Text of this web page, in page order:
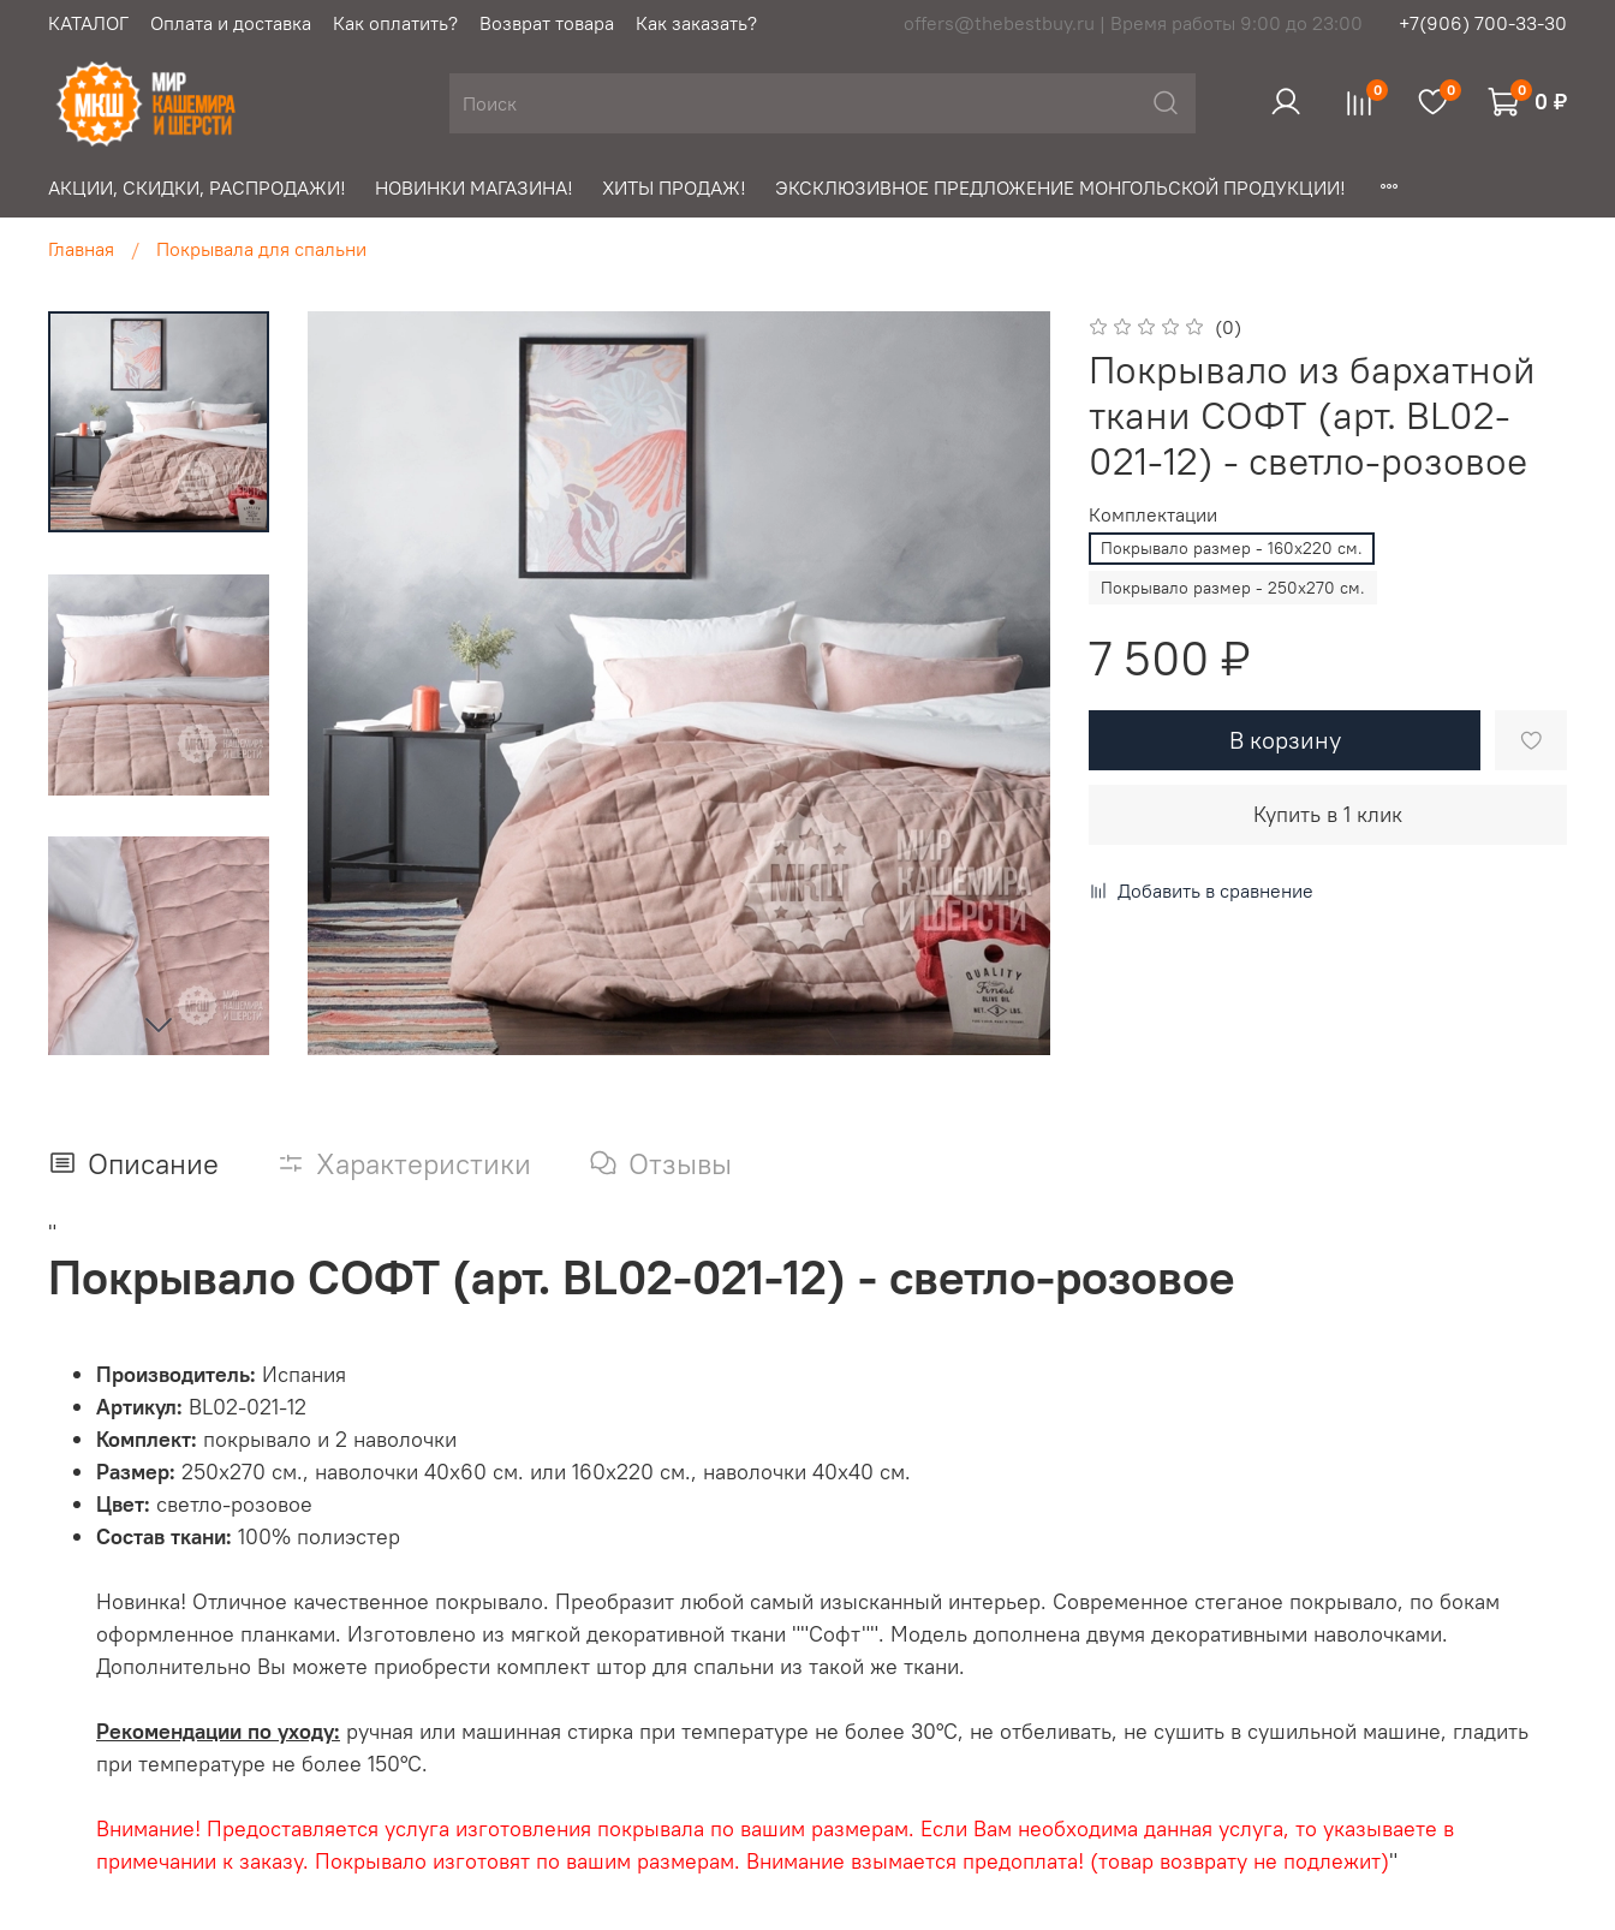
КАТАЛОГ Оплата и доставка Как оплатить? Возврат товара Как заказать? offers@thebestbuy.ru | Время работы 9:00 до 23:00 +7(906) 700-33-30
0 0 0 0 ₽
АКЦИИ, СКИДКИ, РАСПРОДАЖИ! НОВИНКИ МАГАЗИНА! ХИТЫ ПРОДАЖ! ЭКСКЛЮЗИВНОЕ ПРЕДЛОЖЕНИЕ МОНГОЛЬСКОЙ ПРОДУКЦИИ!
Главная Покрывала для спальни
(0)
Покрывало из бархатной
ткани СОФТ (арт. BL02-
021-12) - светло-розовое
Комплектации
Покрывало размер - 160х220 см.
Покрывало размер - 250х270 см.
7 500 ₽
В корзину
Купить в 1 клик
Добавить в сравнение
Описание Характеристики Отзывы
"
Покрывало СОФТ (арт. BL02-021-12) - светло-розовое
Производитель: Испания
Артикул: BL02-021-12
Комплект: покрывало и 2 наволочки
Размер: 250х270 см., наволочки 40х60 см. или 160х220 см., наволочки 40х40 см.
Цвет: светло-розовое
Состав ткани: 100% полиэстер
Новинка! Отличное качественное покрывало. Преобразит любой самый изысканный интерьер. Современное стеганое покрывало, по бокам
оформленное планками. Изготовлено из мягкой декоративной ткани ""Софт"". Модель дополнена двумя декоративными наволочками.
Дополнительно Вы можете приобрести комплект штор для спальни из такой же ткани.
Рекомендации по уходу: ручная или машинная стирка при температуре не более 30°С, не отбеливать, не сушить в сушильной машине, гладить
при температуре не более 150°С.
Внимание! Предоставляется услуга изготовления покрывала по вашим размерам. Если Вам необходима данная услуга, то указываете в
примечании к заказу. Покрывало изготовят по вашим размерам. Внимание взымается предоплата! (товар возврату не подлежит)"